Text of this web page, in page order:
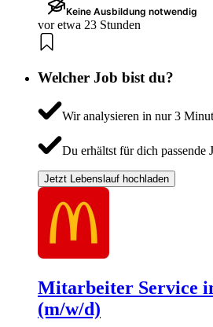
Keine Ausbildung notwendig
vor etwa 23 Stunden
Welcher Job bist du?
Wir analysieren in nur 3
Du erhältst für dich passende
Jetzt Lebenslauf hochladen
Mitarbeiter Service
(m/w/d)